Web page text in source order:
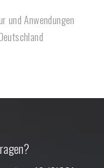
und Anwendungen